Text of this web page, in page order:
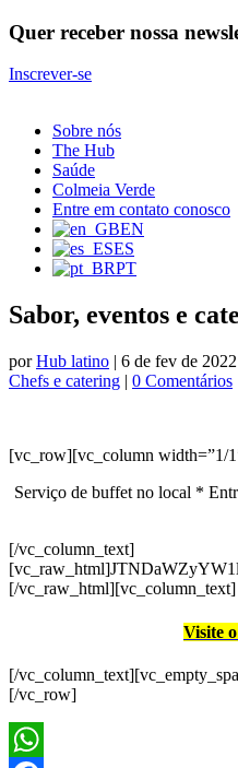
Quer receber nossa
Inscrever-se
Sobre nós
The Hub
Saúde
Colmeia Verde
Entre em contato conosco
EN
ES
PT
Sabor, eventos e
porHub latino | 6 de fev de 2022
Chefs e catering | 0 Comentários
[vc_row][vc_column width=”1/
Serviço de buffet no local *
[/vc_column_text]
[/vc_raw_html][vc_column_text]
Visite
[/
[/vc_row]